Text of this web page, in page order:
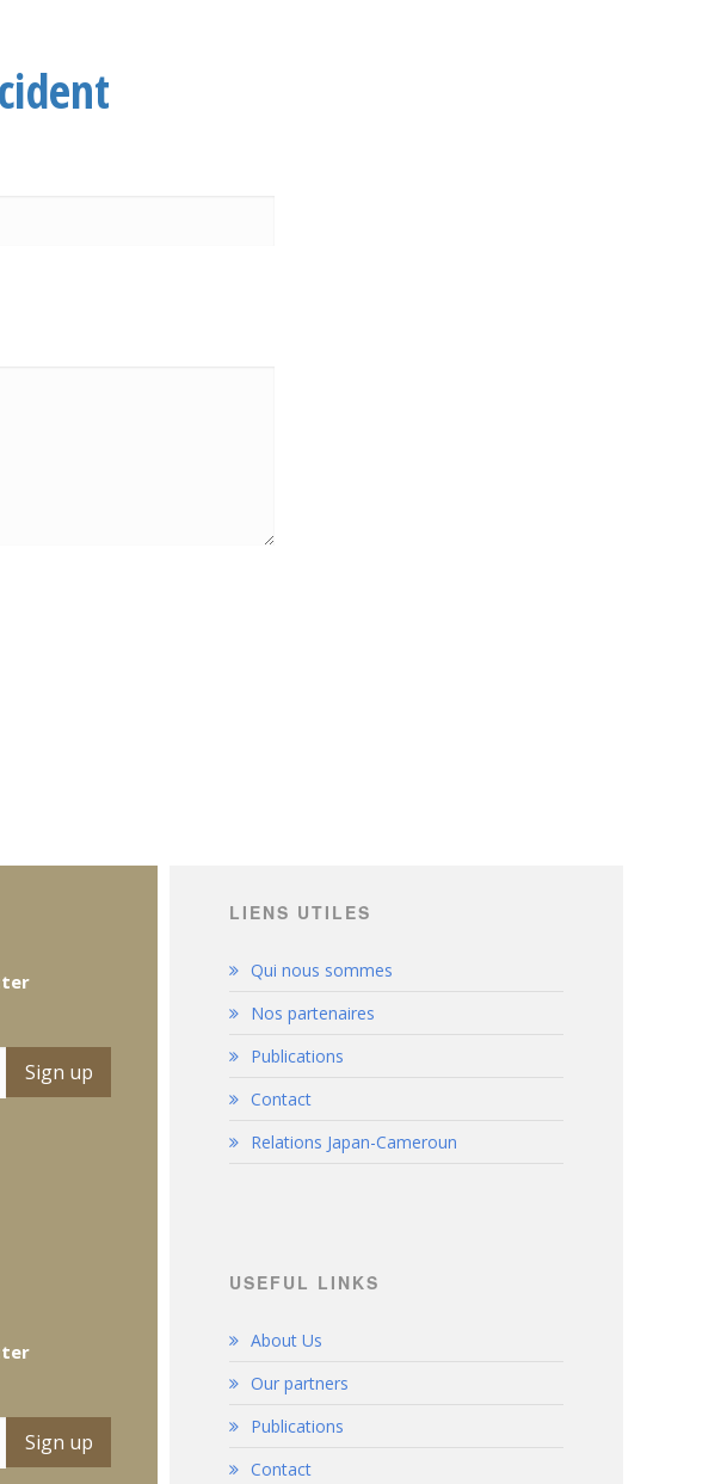
LIENS UTILES
Qui nous sommes
Nos partenaires
Publications
Contact
Relations Japan-Cameroun
USEFUL LINKS
About Us
Our partners
Publications
Contact